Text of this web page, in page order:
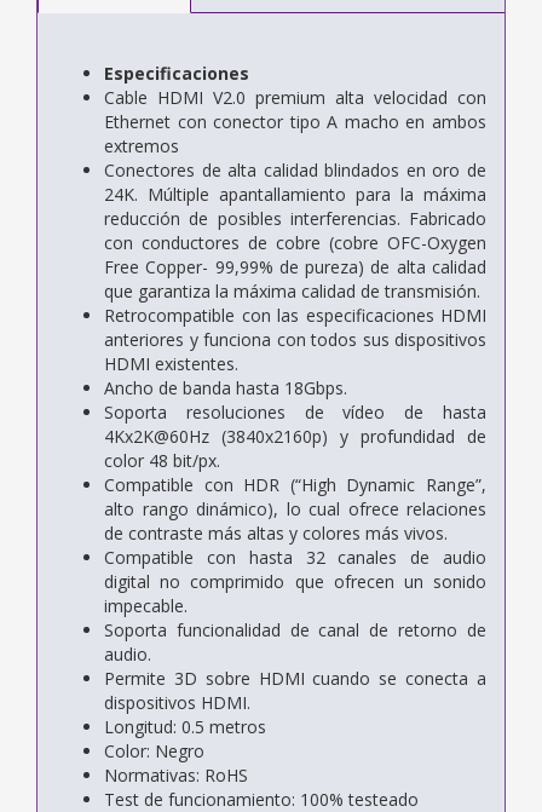
Especificaciones
Cable HDMI V2.0 premium alta velocidad con
Ethernet con conector tipo A macho en ambos
extremos
Conectores de alta calidad blindados en oro de
24K. Múltiple apantallamiento para la máxima
reducción de posibles interferencias. Fabricado
con conductores de cobre (cobre OFC-Oxygen
Free Copper- 99,99% de pureza) de alta calidad
que garantiza la máxima calidad de transmisión.
Retrocompatible con las especificaciones HDMI
anteriores y funciona con todos sus dispositivos
HDMI existentes.
Ancho de banda hasta 18Gbps.
Soporta resoluciones de vídeo de hasta
4Kx2K@60Hz (3840x2160p) y profundidad de
color 48 bit/px.
Compatible con HDR (“High Dynamic Range”,
alto rango dinámico), lo cual ofrece relaciones
de contraste más altas y colores más vivos.
Compatible con hasta 32 canales de audio
digital no comprimido que ofrecen un sonido
impecable.
Soporta funcionalidad de canal de retorno de
audio.
Permite 3D sobre HDMI cuando se conecta a
dispositivos HDMI.
Longitud: 0.5 metros
Color: Negro
Normativas: RoHS
Test de funcionamiento: 100% testeado